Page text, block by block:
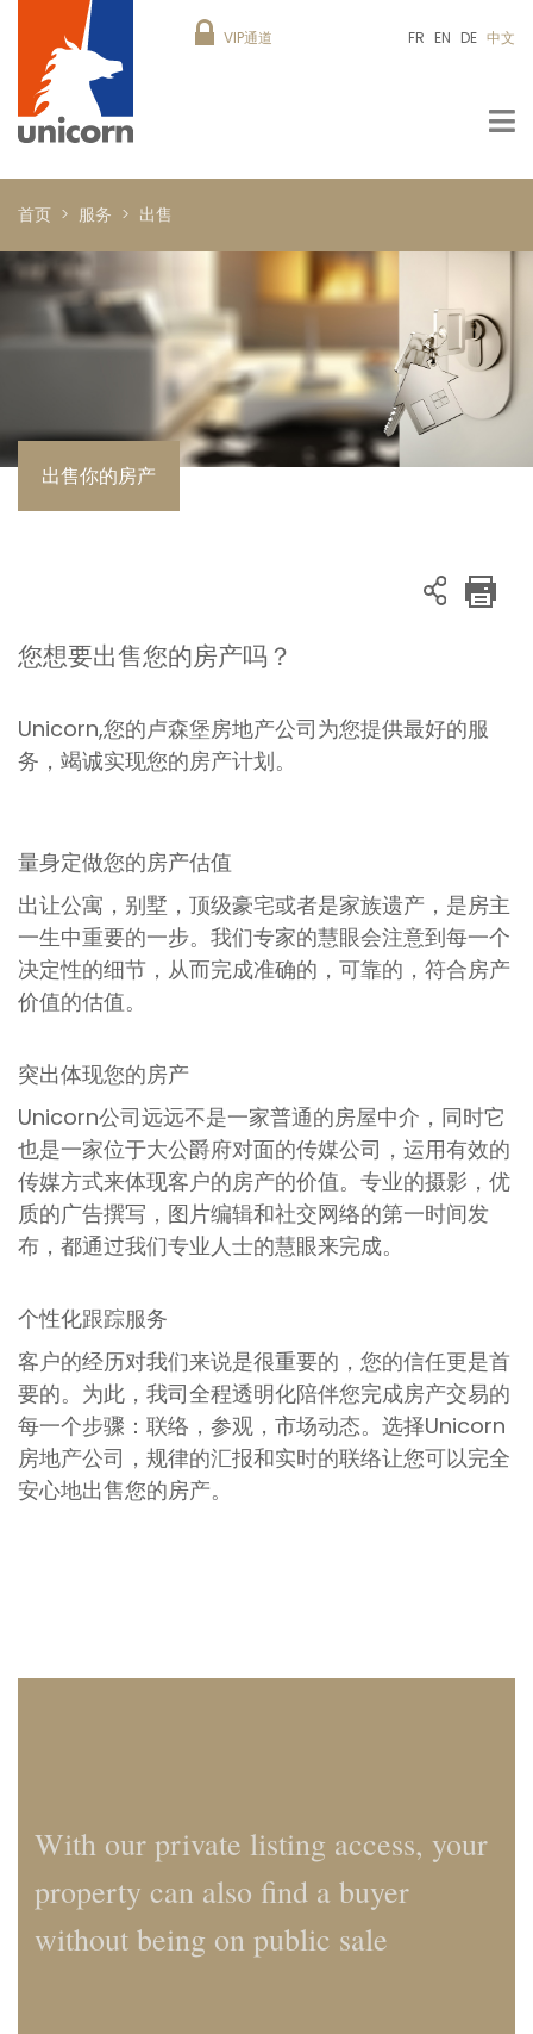
VIP通道 FR EN DE 中文
首页 服务 出售
出售你的房产
您想要出售您的房产吗？
Unicorn,您的卢森堡房地产公司为您提供最好的服
务，竭诚实现您的房产计划。
量身定做您的房产估值
出让公寓，别墅，顶级豪宅或者是家族遗产，是房主
一生中重要的一步。我们专家的慧眼会注意到每一个
决定性的细节，从而完成准确的，可靠的，符合房产
价值的估值。
突出体现您的房产
Unicorn公司远远不是一家普通的房屋中介，同时它
也是一家位于大公爵府对面的传媒公司，运用有效的
传媒方式来体现客户的房产的价值。专业的摄影，优
质的广告撰写，图片编辑和社交网络的第一时间发
布，都通过我们专业人士的慧眼来完成。
个性化跟踪服务
客户的经历对我们来说是很重要的，您的信任更是首
要的。为此，我司全程透明化陪伴您完成房产交易的
每一个步骤：联络，参观，市场动态。选择Unicorn
房地产公司，规律的汇报和实时的联络让您可以完全
安心地出售您的房产。
With our private listing access, your
property can also find a buyer
without being on public sale